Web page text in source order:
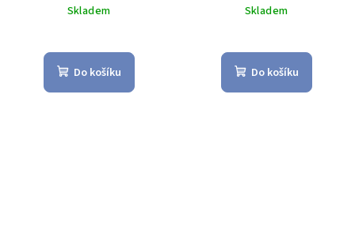
Skladem
Do košíku
Skladem
Do košíku